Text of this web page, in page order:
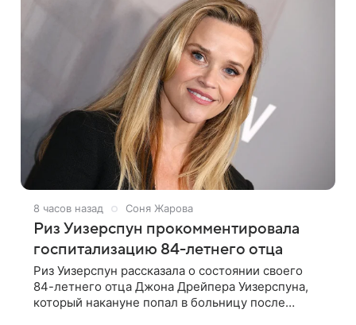
8 часов назад Соня Жарова
Риз Уизерспун прокомментировала
госпитализацию 84-летнего отца
Риз Уизерспун рассказала о состоянии своего
84-летнего отца Джона Дрейпера Уизерспуна,
который накануне попал в больницу после